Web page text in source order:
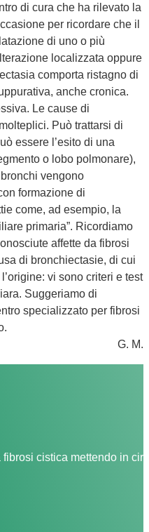
di cura che ha rilevato la
per ricordare che il
di uno o più
localizzata oppure
comporta ristagno di
anche cronica.
Le cause di
Può trattarsi di
essere l’esito di una
o lobo polmonare),
vengono
formazione di
come, ad esempio, la
primaria”. Ricordiamo
affette da fibrosi
di bronchiectasie, di cui
vi sono criteri e test
Suggeriamo di
specializzato per fibrosi
G. M.
cistica mettendo in